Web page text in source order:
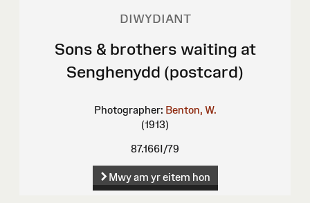
DIWYDIANT
Sons & brothers waiting at
Senghenydd (postcard)
Photographer: Benton, W.
(1913)
87.166I/79
Mwy am yr eitem hon